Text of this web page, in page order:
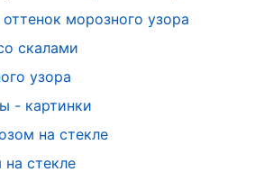
морозного узора
скалами
узора
- картинки
на стекле
стекле